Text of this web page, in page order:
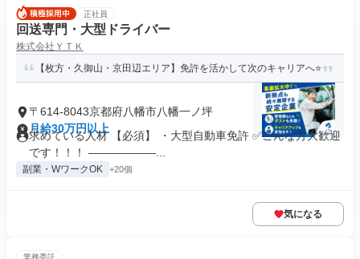
正社員
回送専門・大型ドライバー
株式会社ＹＴＫ
【枚方・久御山・京田辺エリア】免許を活かして次のキャリアへ⭐
〒614-8043京都府八幡市八幡一ノ坪
月給30万円以上
求めている人材 【必須】 ・⼤型⾃動⾞免許 ✅こんな方大歓迎
です！！！ ――――――...
副業・WワークOK +20個
気になる
業務委託